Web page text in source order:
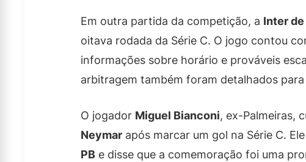
Em outra partida da competição, a Inter
oitava rodada da Série C. O jogo contou
informações sobre horário e prováveis
arbitragem também foram detalhados para
O jogador Miguel Bianconi, ex-Palmeiras,
Neymar após marcar um gol na Série C.
PB e disse que a comemoração foi uma